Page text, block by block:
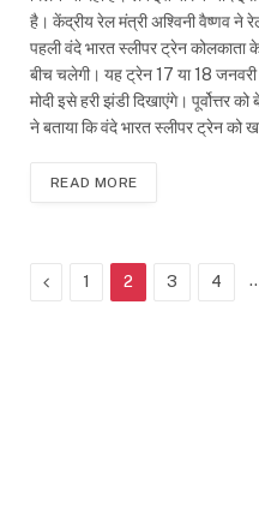
है। केंद्रीय रेल मंत्री अश्विनी वैष्णव ने
पहली वंदे भारत स्लीपर ट्रेन कोलकाता
बीच चलेगी। यह ट्रेन 17 या 18 जनवरी
मोदी इसे हरी झंडी दिखाएंगे। पूर्वोत्तर
ने बताया कि वंदे भारत स्लीपर ट्रेन को
READ MORE
Previous
1 2 3 4